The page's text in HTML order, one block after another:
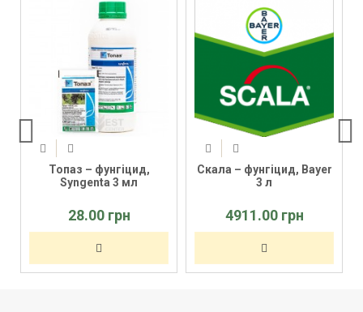
Топаз – фунгіцид,
Syngenta 3 мл
28.00 грн
Скала – фунгіцид, Bayer
3 л
4911.00 грн